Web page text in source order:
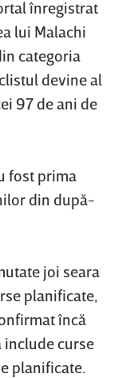
înregistrat
lui Malachi
categoria
devine al
97 de ani de
fost prima
din după-
joi seara
planificate,
încă
include curse
planificate.